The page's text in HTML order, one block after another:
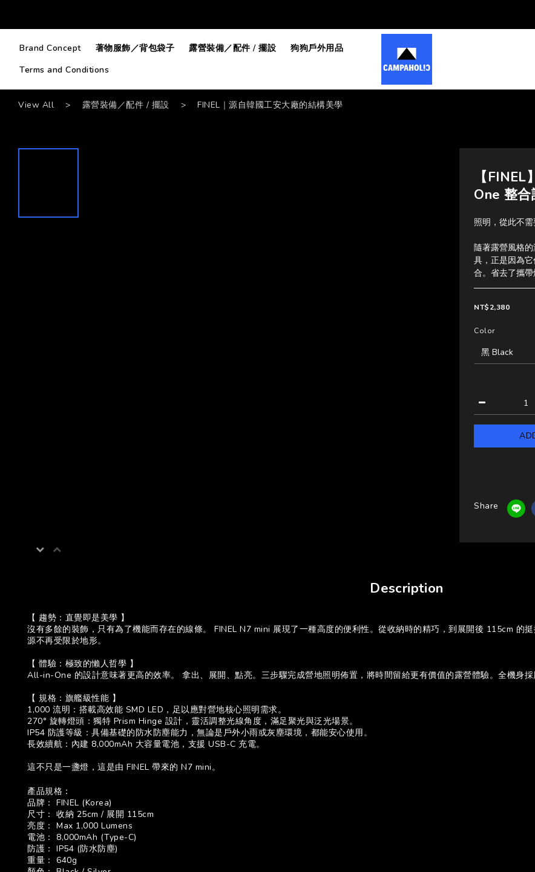
Brand Concept 著物服飾／背包袋子 露營裝備／配件 / 擺設
狗狗戶外用品
Terms and Conditions
View All > 露營裝備／配件 / 擺設 > FINEL｜源自韓國工安大廠的結構美學
【
One 整合
照明，從此不需
隨著露營風格
具，正是因為
合。省去了攜
NT$2,380
Color
Share
Description
【 趨勢：直覺即是美學 】
沒有多餘的裝飾，只有為了機能而存在的線條。 FINEL N7 mini 展現了一種高度的便利性。從收納時的精巧，到展開後 115cm 的
源不再受限於地形。
【 體驗：極致的懶人哲學 】
All-in-One 的設計意味著更高的效率。 拿出、展開、點亮。三步驟完成營地照明佈置，將時間留給更有價值的露營體驗。全機身
【 規格：旗艦級性能 】
1,000 流明：搭載高效能 SMD LED，足以應對營地核心照明需求。
270° 旋轉燈頭：獨特 Prism Hinge 設計，靈活調整光線角度，滿足聚光與泛光場景。
IP54 防護等級：具備基礎的防水防塵能力，無論是戶外小雨或灰塵環境，都能安心使用。
長效續航：內建 8,000mAh 大容量電池，支援 USB-C 充電。
這不只是一盞燈，這是由 FINEL 帶來的 N7 mini。
產品規格：
品牌： FINEL (Korea)
尺寸： 收納 25cm / 展開 115cm
亮度： Max 1,000 Lumens
電池： 8,000mAh (Type-C)
防護： IP54 (防水防塵)
重量： 640g